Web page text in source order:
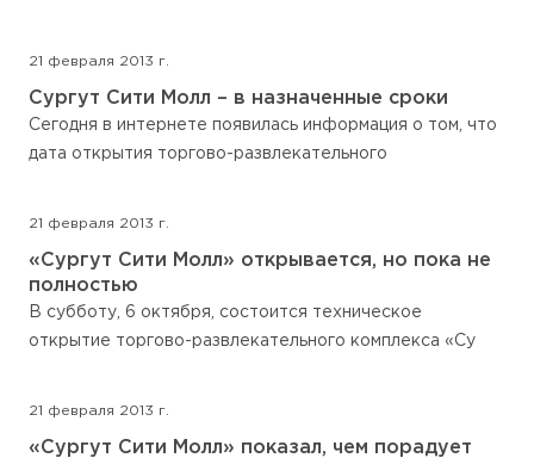
21 февраля 2013 г.
Сургут Сити Молл – в назначенные сроки
Сегодня в интернете появилась информация о том, что
дата открытия торгово-развлекательного
21 февраля 2013 г.
«Сургут Сити Молл» открывается, но пока не
полностью
В субботу, 6 октября, состоится техническое
открытие торгово-развлекательного комплекса «Су
21 февраля 2013 г.
«Сургут Сити Молл» показал, чем порадует